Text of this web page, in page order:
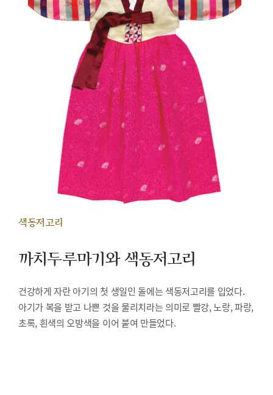
색동저고리
까치두루마기와 색동저고리
건강하게 자란 아기의 첫 생일인 돌에는 색동저고리를 입었다.
아기가 복을 받고 나쁜 것을 물리치라는 의미로 빨강, 노랑, 파랑,
초록, 흰색의 오방색을 이어 붙여 만들었다.